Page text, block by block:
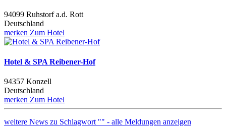
94099 Ruhstorf a.d. Rott
Deutschland
merken Zum Hotel
Hotel & SPA Reibener-Hof
94357 Konzell
Deutschland
merken Zum Hotel
weitere News zu Schlagwort "" - alle Meldungen anzeigen